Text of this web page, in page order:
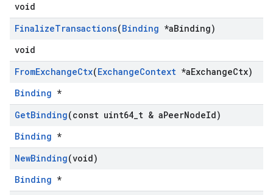
void
FinalizeTransactions(Binding *aBinding)
void
FromExchangeCtx(ExchangeContext *aExchangeCtx)
Binding *
GetBinding(const uint64 t & aPeerNodeId)
Binding *
NewBinding(void)
Binding *